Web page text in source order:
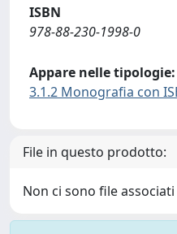
ISBN
978-88-230-1998-0
Appare nelle tipologie:
3.1.2 Monografia con
File in questo prodotto:
Non ci sono file